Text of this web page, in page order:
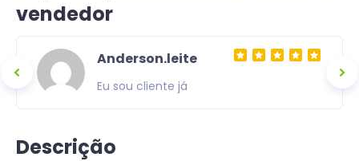
vendedor
Anderson.leite
Eu sou cliente já
Descrição